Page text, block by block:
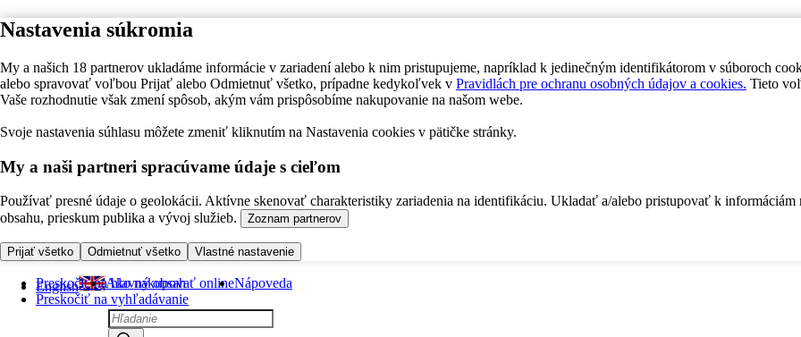
Nastavenia súkromia
My a našich 18 partnerov ukladáme informácie v zariadení alebo k nim pristupujeme, napríklad k jedinečným identifikátorom v súboroch
alebo spravovať voľbou Prijať alebo Odmietnuť všetko, prípadne kedykoľvek v Pravidlách pre ochranu osobných údajov a cookies. Tieto
Vaše rozhodnutie však zmení spôsob, akým vám prispôsobíme nakupovanie na našom webe.
Svoje nastavenia súhlasu môžete zmeniť kliknutím na Nastavenia cookies v pätičke stránky.
My a naši partneri spracúvame údaje s cieľom
Používať presné údaje o geolokácii. Aktívne skenovať charakteristiky zariadenia na identifikáciu. Ukladať a/alebo pristupovať k informáciám
obsahu, prieskum publika a vývoj služieb.
Zoznam partnerov
Prijať všetko Odmietnuť všetko Vlastné nastavenie
Preskočiť na hlavný obsah
Preskočiť na vyhľadávanie
English Ako nakupovať onlineNápoveda